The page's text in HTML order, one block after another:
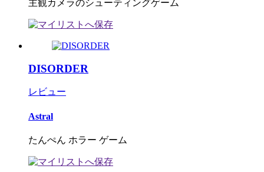
主観カメラのシューティングゲーム
DISORDER
レビュー
Astral
たんぺん ホラー ゲーム